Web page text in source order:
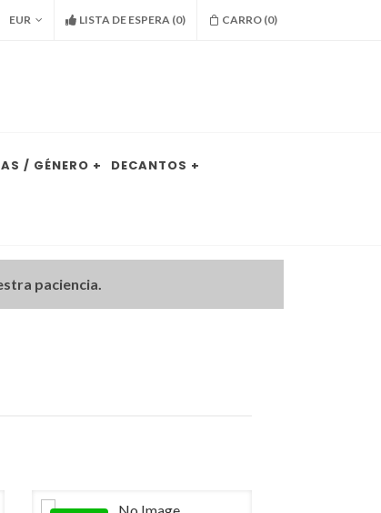
EUR LISTA DE ESPERA (0) CARRO (0)
/ GÉNERO + DECANTOS +
paciencia.